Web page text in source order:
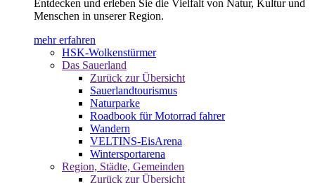
Entdecken und erleben Sie die Vielfalt von Natur, Kultur und
Menschen in unserer Region.
mehr erfahren
HSK-Wolkenstürmer
Das Sauerland
Zurück zur Übersicht
Sauerlandtourismus
Naturparke
Roadbook für Motorrad fahrer
Wandern
VELTINS-EisArena
Wintersportarena
Region, Städte, Gemeinden
Zurück zur Übersicht